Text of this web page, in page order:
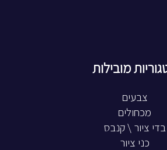
מובילות
צבעים
מכחולים
בדי ציור \ קנבס
כני ציור